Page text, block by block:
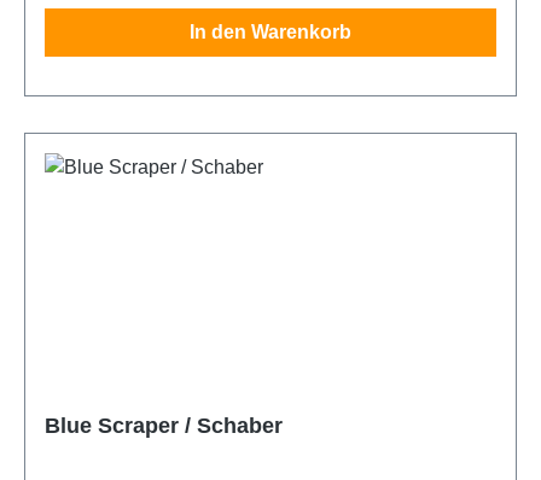
Folien auf den Scheiben.
In den Warenkorb
Blue Scraper / Schaber